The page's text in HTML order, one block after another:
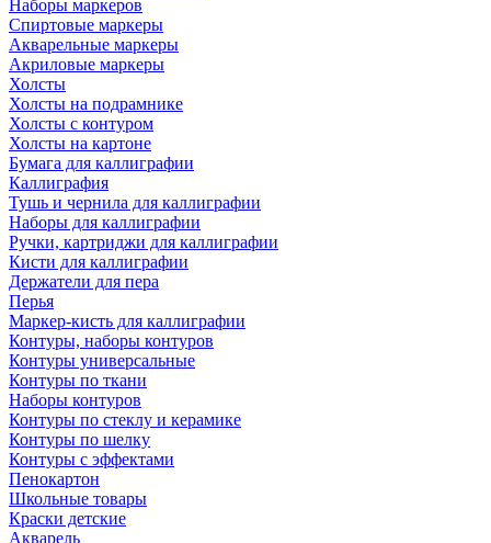
Наборы маркеров
Спиртовые маркеры
Акварельные маркеры
Акриловые маркеры
Холсты
Холсты на подрамнике
Холсты с контуром
Холсты на картоне
Бумага для каллиграфии
Каллиграфия
Тушь и чернила для каллиграфии
Наборы для каллиграфии
Ручки, картриджи для каллиграфии
Кисти для каллиграфии
Держатели для пера
Перья
Маркер-кисть для каллиграфии
Контуры, наборы контуров
Контуры универсальные
Контуры по ткани
Наборы контуров
Контуры по стеклу и керамике
Контуры по шелку
Контуры с эффектами
Пенокартон
Школьные товары
Краски детские
Акварель